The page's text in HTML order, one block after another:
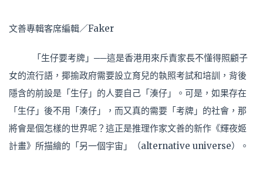
文善專輯客席編輯／Faker
「生仔要考牌」──這是香港用來斥責家長不懂得照顧子
女的流行語，揶揄政府需要設立育兒的執照考試和培訓，背後
隱含的前設是「生仔」的人要自己「湊仔」。可是，如果存在
「生仔」後不用「湊仔」，而又真的需要「考牌」的社會，那
將會是個怎樣的世界呢？這正是推理作家文善的新作《輝夜姬
計畫》所描繪的「另一個宇宙」（alternative universe）。